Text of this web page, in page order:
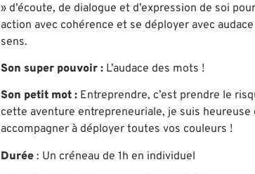
» d’écoute, de dialogue et d’expression de soi
action avec cohérence et se déployer avec
sens.
Son super pouvoir : L’audace des mots !
Son petit mot : Entreprendre, c’est prendre le
cette aventure entrepreneuriale, je suis heureuse
accompagner à déployer toutes vos couleurs !
Durée : Un créneau de 1h en individuel